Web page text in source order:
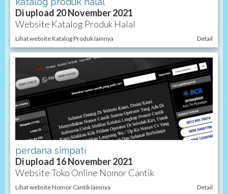
Di upload 20 November 2021
Website Katalog Produk Halal
Lihat website Katalog Produk lainnya Detail
perdana simpati
Di upload 16 November 2021
Website Toko Online Nomor Cantik
Lihat website Nomor Cantik lainnya Detail